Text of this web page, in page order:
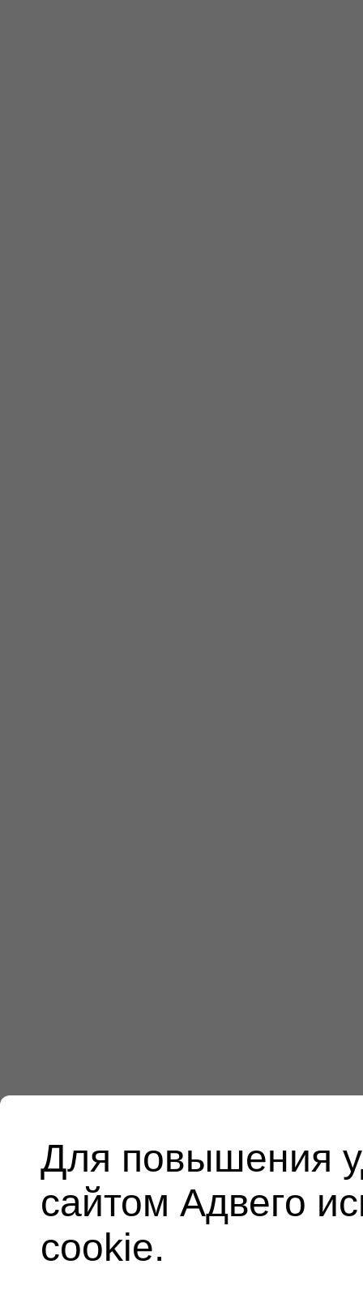
Для повышения
сайтом Адвего
cookie.